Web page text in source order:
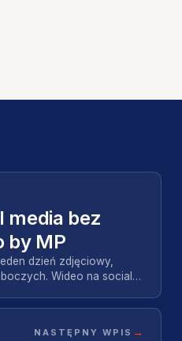
media bez
by MP
dzień zdjęciowy,
Wideo na social
NASTĘPNY WPIS →